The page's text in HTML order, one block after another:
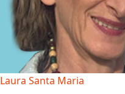
Laura Santa Maria